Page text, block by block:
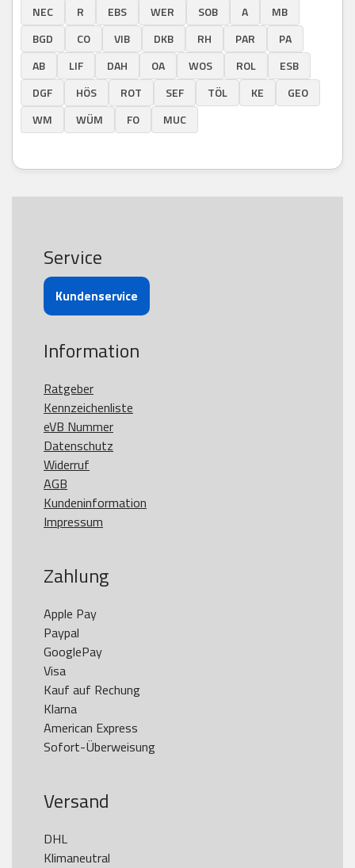
NEC R EBS WER SOB A
MB
BGD
CO VIB DKB RH PAR
PA
AB
LIF DAH OA WOS ROL
ESB
DGF
HÖS ROT SEF TÖL KE
GEO
WM
WÜM FO MUC
Service
Kundenservice
Information
Ratgeber
Kennzeichenliste
eVB Nummer
Datenschutz
Widerruf
AGB
Kundeninformation
Impressum
Zahlung
Apple Pay
Paypal
GooglePay
Visa
Kauf auf Rechung
Klarna
American Express
Versand
DHL
Klimaneutral